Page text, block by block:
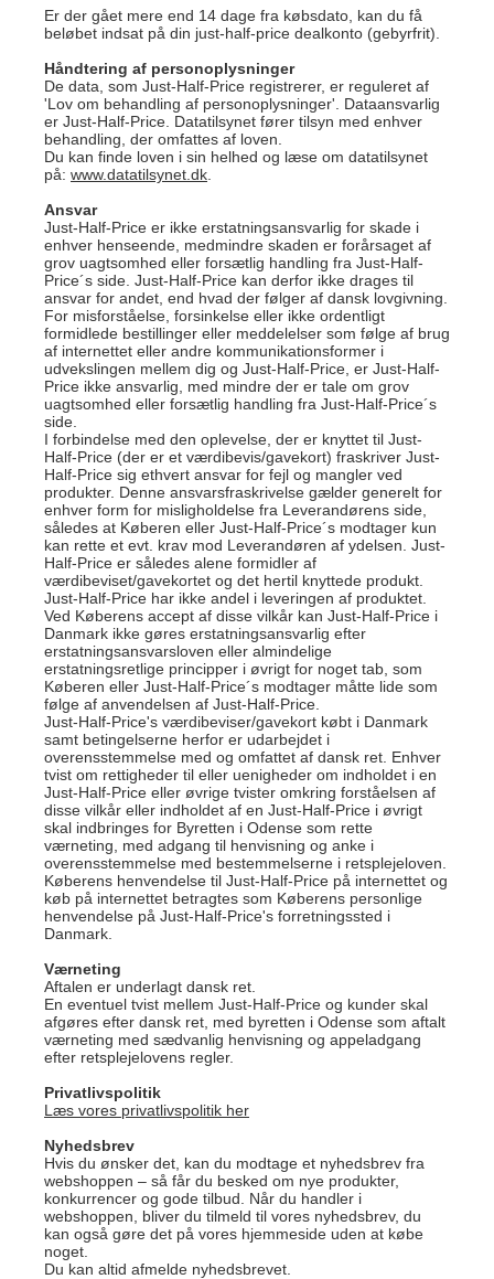
Er der gået mere end 14 dage fra købsdato, kan du få
beløbet indsat på din just-half-price dealkonto (gebyrfrit).
Håndtering af personoplysninger
De data, som Just-Half-Price registrerer, er reguleret af
'Lov om behandling af personoplysninger'. Dataansvarlig
er Just-Half-Price. Datatilsynet fører tilsyn med enhver
behandling, der omfattes af loven.
Du kan finde loven i sin helhed og læse om datatilsynet
på: www.datatilsynet.dk
Ansvar
Just-Half-Price er ikke erstatningsansvarlig for skade i
enhver henseende, medmindre skaden er forårsaget af
grov uagtsomhed eller forsætlig handling fra Just-Half-
Price´s side. Just-Half-Price kan derfor ikke drages til
ansvar for andet, end hvad der følger af dansk lovgivning.
For misforståelse, forsinkelse eller ikke ordentligt
formidlede bestillinger eller meddelelser som følge af brug
af internettet eller andre kommunikationsformer i
udvekslingen mellem dig og Just-Half-Price, er Just-Half-
Price ikke ansvarlig, med mindre der er tale om grov
uagtsomhed eller forsætlig handling fra Just-Half-Price´s
side.
I forbindelse med den oplevelse, der er knyttet til Just-
Half-Price (der er et værdibevis/gavekort) fraskriver Just-
Half-Price sig ethvert ansvar for fejl og mangler ved
produkter. Denne ansvarsfraskrivelse gælder generelt for
enhver form for misligholdelse fra Leverandørens side,
således at Køberen eller Just-Half-Price´s modtager kun
kan rette et evt. krav mod Leverandøren af ydelsen. Just-
Half-Price er således alene formidler af
værdibeviset/gavekortet og det hertil knyttede produkt.
Just-Half-Price har ikke andel i leveringen af produktet.
Ved Køberens accept af disse vilkår kan Just-Half-Price i
Danmark ikke gøres erstatningsansvarlig efter
erstatningsansvarsloven eller almindelige
erstatningsretlige principper i øvrigt for noget tab, som
Køberen eller Just-Half-Price´s modtager måtte lide som
følge af anvendelsen af Just-Half-Price.
Just-Half-Price's værdibeviser/gavekort købt i Danmark
samt betingelserne herfor er udarbejdet i
overensstemmelse med og omfattet af dansk ret. Enhver
tvist om rettigheder til eller uenigheder om indholdet i en
Just-Half-Price eller øvrige tvister omkring forståelsen af
disse vilkår eller indholdet af en Just-Half-Price i øvrigt
skal indbringes for Byretten i Odense som rette
værneting, med adgang til henvisning og anke i
overensstemmelse med bestemmelserne i retsplejeloven.
Køberens henvendelse til Just-Half-Price på internettet og
køb på internettet betragtes som Køberens personlige
henvendelse på Just-Half-Price's forretningssted i
Danmark.
Værneting
Aftalen er underlagt dansk ret.
En eventuel tvist mellem Just-Half-Price og kunder skal
afgøres efter dansk ret, med byretten i Odense som aftalt
værneting med sædvanlig henvisning og appeladgang
efter retsplejelovens regler.
Privatlivspolitik
Læs vores privatlivspolitik her
Nyhedsbrev
Hvis du ønsker det, kan du modtage et nyhedsbrev fra
webshoppen – så får du besked om nye produkter,
konkurrencer og gode tilbud. Når du handler i
webshoppen, bliver du tilmeld til vores nyhedsbrev, du
kan også gøre det på vores hjemmeside uden at købe
noget.
Du kan altid afmelde nyhedsbrevet.